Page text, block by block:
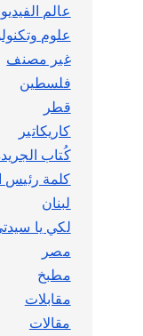
عالم الفيديو
علوم
غير مصنف
فلسطين
قطر
كاريكاتير
كُتاب
كلمة رئيس
لبنان
لكي يا
مصر
مطبخ
مقابلات
مقالات